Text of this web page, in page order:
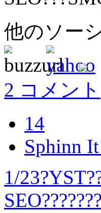
他のソー
2 コメント
14
Sphinn
1/